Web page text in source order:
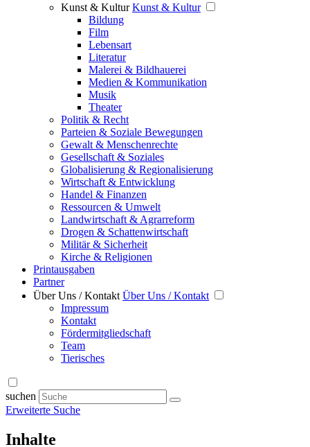
Kunst & Kultur Kunst & Kultur
Bildung
Film
Lebensart
Literatur
Malerei & Bildhauerei
Medien & Kommunikation
Musik
Theater
Politik & Recht
Parteien & Soziale Bewegungen
Gewalt & Menschenrechte
Gesellschaft & Soziales
Globalisierung & Regionalisierung
Wirtschaft & Entwicklung
Handel & Finanzen
Ressourcen & Umwelt
Landwirtschaft & Agrarreform
Drogen & Schattenwirtschaft
Militär & Sicherheit
Kirche & Religionen
Printausgaben
Partner
Über Uns / Kontakt Über Uns / Kontakt
Impressum
Kontakt
Fördermitgliedschaft
Team
Tierisches
suchen
Erweiterte Suche
Inhalte